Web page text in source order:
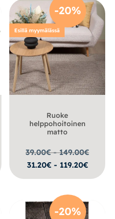
-20%
Esillä myymälässä
Ruoke
helppohoitoinen
matto
39.00€ - 149.00€
31.20€ - 119.20€
-20%